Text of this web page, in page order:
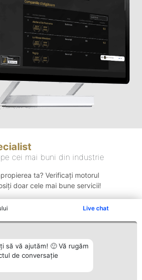
Live chat
să vă ajutăm! 🙂 Vă rugăm
de conversație
cei mai buni din industrie
ta? Verificați motorul
doar cele mai bune servicii!